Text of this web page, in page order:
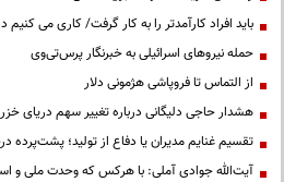
باید افراد کارآمدتر را به کار گرفت/ کاری می
حمله نیروهای اسرائیلی به خبرنگار پرس‌تی‌وی
از التماس تا فروپاشی هژمونی دلار
هشدار حاجی دلیگانی درباره تغییر سهم دریای خزر
تقسیم غنایم مدیران یا دفاع از تولید؛
آیت‌الله جوادی آملی: با هرکس که وحدت ملی و